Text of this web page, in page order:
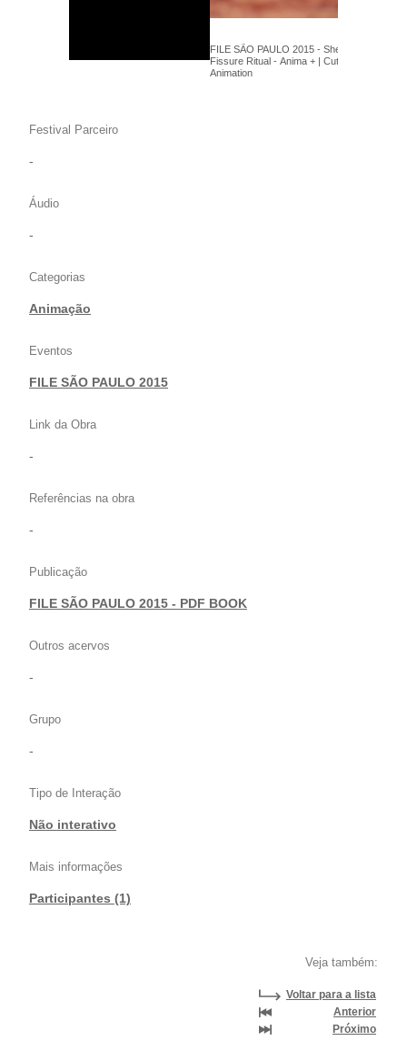
FILE SÃO PAULO 2015 - Shelley Dodson -
Fissure Ritual - Anima + | Cutting Edge
Animation
Festival Parceiro
-
Áudio
-
Categorias
Animação
Eventos
FILE SÃO PAULO 2015
Link da Obra
-
Referências na obra
-
Publicação
FILE SÃO PAULO 2015 - PDF BOOK
Outros acervos
-
Grupo
-
Tipo de Interação
Não interativo
Mais informações
Participantes (1)
Veja também:
Voltar para a lista
Anterior
Próximo